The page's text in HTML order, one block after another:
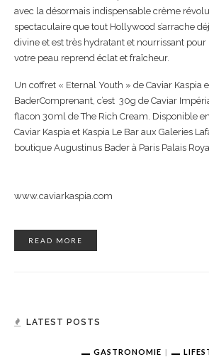
avec la désormais indispensable crème
spectaculaire que tout Hollywood s’arrache
divine et est très hydratant et nourrissant
votre peau reprend éclat et fraîcheur.
Un coffret « Eternal Youth » de Caviar Kaspia
BaderComprenant, c’est 30g de Caviar
flacon 30ml de The Rich Cream. Disponible
Caviar Kaspia et Kaspia Le Bar aux Galeries
boutique Augustinus Bader à Paris Palais
www.caviarkaspia.com
READ MORE
LATEST POSTS
GASTRONOMIE